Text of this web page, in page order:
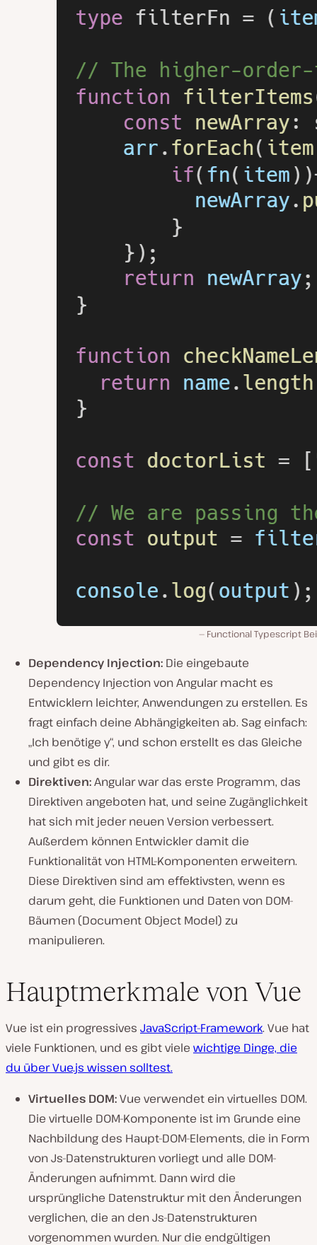
Functional Typescript
Dependency Injection: Die eingebaute
Dependency Injection von Angular macht es
Entwicklern leichter, Anwendungen zu erstellen. Es
fragt einfach deine Abhängigkeiten ab. Sag einfach:
„Ich benötige y“, und schon erstellt es das Gleiche
und gibt es dir.
Direktiven:Angular war das erste Programm, das
Direktiven angeboten hat, und seine Zugänglichkeit
hat sich mit jeder neuen Version verbessert.
Außerdem können Entwickler damit die
Funktionalität von HTML-Komponenten erweitern.
Diese Direktiven sind am effektivsten, wenn es
darum geht, die Funktionen und Daten von DOM-
Bäumen (Document Object Model) zu
manipulieren.
Hauptmerkmale von Vue
Vue ist ein progressives JavaScript-Framework. Vue hat
viele Funktionen, und es gibt viele wichtige Dinge, die
du über Vue.js wissen solltest.
Virtuelles DOM:Vue verwendet ein virtuelles DOM.
Die virtuelle DOM-Komponente ist im Grunde eine
Nachbildung des Haupt-DOM-Elements, die in Form
von Js-Datenstrukturen vorliegt und alle DOM-
Änderungen aufnimmt. Dann wird die
ursprüngliche Datenstruktur mit den Änderungen
verglichen, die an den Js-Datenstrukturen
vorgenommen wurden. Nur die endgültigen